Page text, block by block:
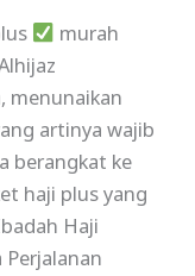
murah
menunaikan
artinya wajib
berangkat ke
haji plus yang
Haji
Perjalanan